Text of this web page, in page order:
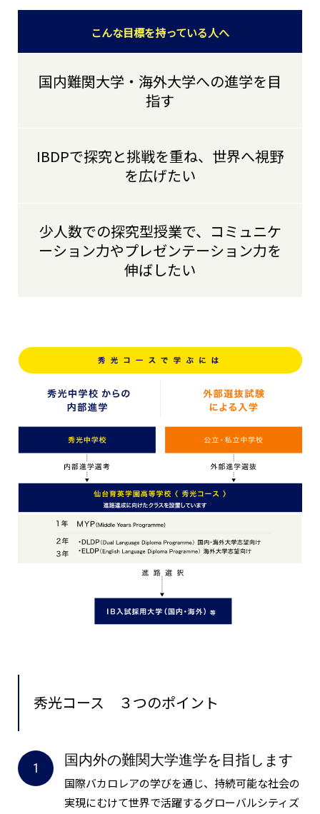
こんな目標を持っている人へ
国内難関大学・海外大学への進学を目
指す
IBDPで探究と挑戦を重ね、世界へ視野
を広げたい
少人数での探究型授業で、コミュニケ
ーション力やプレゼンテーション力を
伸ばしたい
秀光コース ３つのポイント
国内外の難関大学進学を目指します
国際バカロレアの学びを通じ、持続可能な社会の
実現にむけて世界で活躍するグローバルシティズ